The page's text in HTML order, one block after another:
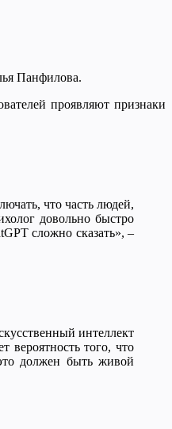
Панфилова.
проявляют признаки
что часть людей,
довольно быстро
сложно сказать», –
интеллект
вероятность того, что
должен быть живой